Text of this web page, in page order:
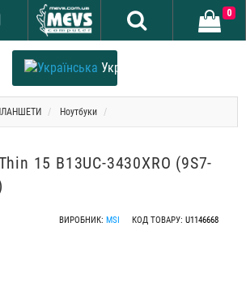
Українська
0
Ноутбуки
15 B13UC-3430XRO (9S7-
ВИРОБНИК: MSI КОД ТОВАРУ: U1146668